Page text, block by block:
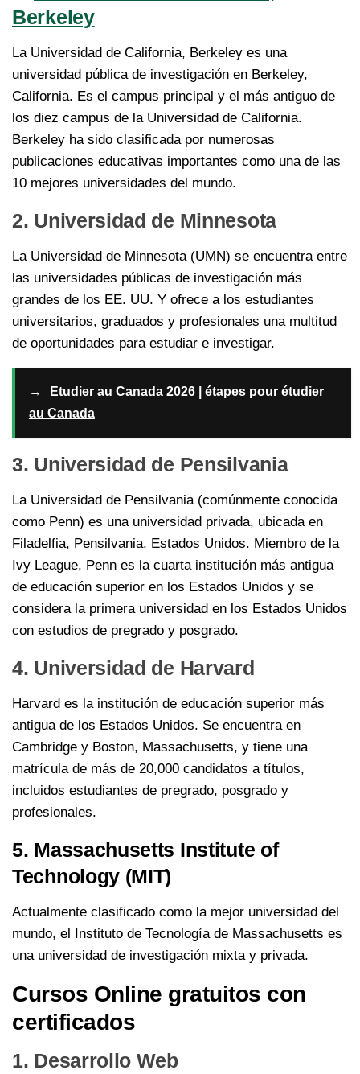
Berkeley
La Universidad de California, Berkeley es una
universidad pública de investigación en Berkeley,
California. Es el campus principal y el más antiguo de
los diez campus de la Universidad de California.
Berkeley ha sido clasificada por numerosas
publicaciones educativas importantes como una de las
10 mejores universidades del mundo.
2. Universidad de Minnesota
La Universidad de Minnesota (UMN) se encuentra entre
las universidades públicas de investigación más
grandes de los EE. UU. Y ofrece a los estudiantes
universitarios, graduados y profesionales una multitud
de oportunidades para estudiar e investigar.
→
Etudier au Canada 2026 | étapes pour étudier
au Canada
3. Universidad de Pensilvania
La Universidad de Pensilvania (comúnmente conocida
como Penn) es una universidad privada, ubicada en
Filadelfia, Pensilvania, Estados Unidos. Miembro de la
Ivy League, Penn es la cuarta institución más antigua
de educación superior en los Estados Unidos y se
considera la primera universidad en los Estados Unidos
con estudios de pregrado y posgrado.
4. Universidad de Harvard
Harvard es la institución de educación superior más
antigua de los Estados Unidos. Se encuentra en
Cambridge y Boston, Massachusetts, y tiene una
matrícula de más de 20,000 candidatos a títulos,
incluidos estudiantes de pregrado, posgrado y
profesionales.
5. Massachusetts Institute of
Technology (MIT)
Actualmente clasificado como la mejor universidad del
mundo, el Instituto de Tecnología de Massachusetts es
una universidad de investigación mixta y privada.
Cursos Online gratuitos con
certificados
1. Desarrollo Web